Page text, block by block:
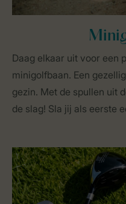
Daag elkaar uit voor een
minigolfbaan. Een
gezin. Met de spullen uit
de slag! Sla jij als eerste